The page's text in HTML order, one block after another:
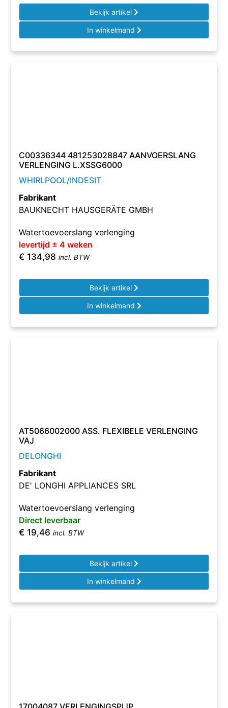
Bekijk artikel
In winkelmand
C00336344 481253028847 AANVOERSLANG
VERLENGING L.XSSG6000
WHIRLPOOL/INDESIT
Fabrikant
BAUKNECHT HAUSGERÄTE GMBH
Watertoevoerslang verlenging
levertijd ± 4 weken
€ 134,98 incl. BTW
Bekijk artikel
In winkelmand
AT5066002000 ASS. FLEXIBELE VERLENGING
VAJ
DELONGHI
Fabrikant
DE' LONGHI APPLIANCES SRL
Watertoevoerslang verlenging
Direct leverbaar
€ 19,46 incl. BTW
Bekijk artikel
In winkelmand